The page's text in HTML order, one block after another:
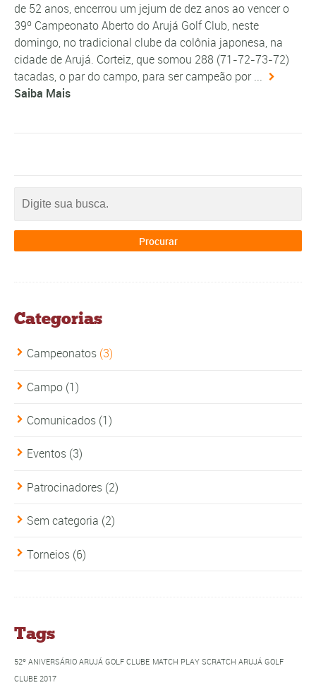
de 52 anos, encerrou um jejum de dez anos ao vencer o
39º Campeonato Aberto do Arujá Golf Club, neste
domingo, no tradicional clube da colônia japonesa, na
cidade de Arujá. Corteiz, que somou 288 (71-72-73-72)
tacadas, o par do campo, para ser campeão por ...
Saiba Mais
Categorias
Campeonatos (3)
Campo (1)
Comunicados (1)
Eventos (3)
Patrocinadores (2)
Sem categoria (2)
Torneios (6)
Tags
52º ANIVERSÁRIO ARUJÁ GOLF CLUBE MATCH PLAY SCRATCH ARUJÁ GOLF
CLUBE 2017